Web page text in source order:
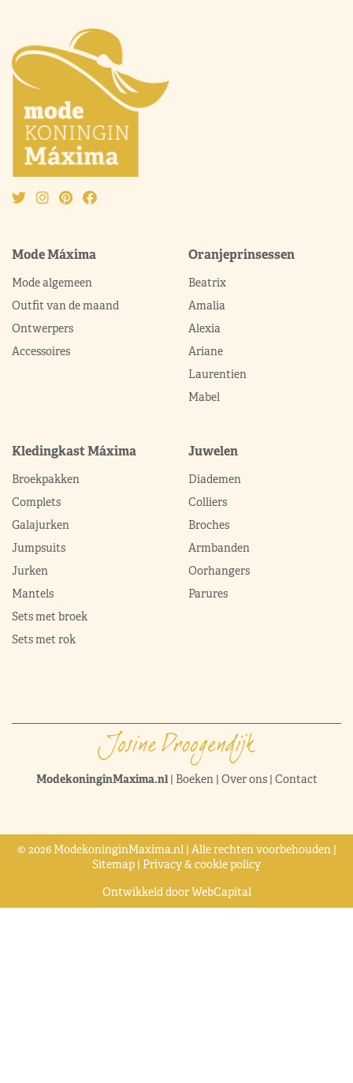
Mode Máxima
Mode algemeen
Outfit van de maand
Ontwerpers
Accessoires
Oranjeprinsessen
Beatrix
Amalia
Alexia
Ariane
Laurentien
Mabel
Kledingkast Máxima
Broekpakken
Complets
Galajurken
Jumpsuits
Jurken
Mantels
Sets met broek
Sets met rok
Juwelen
Diademen
Colliers
Broches
Armbanden
Oorhangers
Parures
ModekoninginMaxima.nl| Boeken| Over ons| Contact
© 2026 ModekoninginMaxima.nl | Alle rechten voorbehouden |
Sitemap | Privacy & cookie policy
Ontwikkeld doorWebCapital